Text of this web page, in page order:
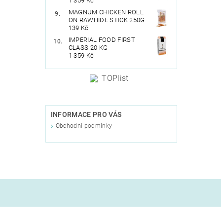
MAGNUM CHICKEN ROLL
ON RAWHIDE STICK 250G
139 Kč
IMPERIAL FOOD FIRST
CLASS 20 KG
1 359 Kč
INFORMACE PRO VÁS
Obchodní podmínky